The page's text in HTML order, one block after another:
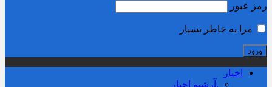
رمز عبور
مرا به خاطر بسپار
اخبار
.آرشیو اخبار